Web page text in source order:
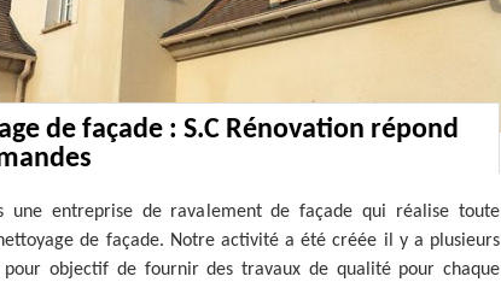
de façade : S.C Rénovation répond
une entreprise de ravalement de façade qui réalise toute
de façade. Notre activité a été créée il y a plusieurs
pour objectif de fournir des travaux de qualité pour chaque